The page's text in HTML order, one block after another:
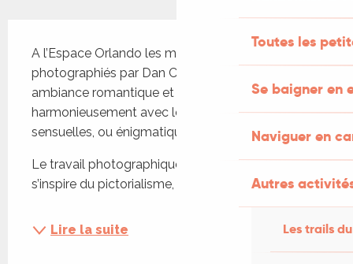
Toutes les
Se baigner en
Naviguer en
Autres
Les trails
A l’Espace Orlando les mystérieux paysages
photographiés par Dan COURTICE, tout en
ambiance romantique et paisible, voisinent
harmonieusement avec les sculptures douces et
sensuelles, ou énigmatiques de Didier GAUZIN.
Le travail photographique de Dan Courtice
s’inspire du pictorialisme, un mouvement...
Lire la suite